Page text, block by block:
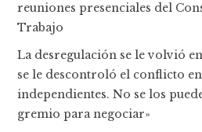
reuniones presenciales del
Trabajo
La desregulación se le volvió
se le descontroló el conflicto
independientes. No se los
gremio para negociar»